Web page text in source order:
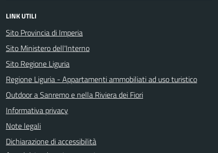
LINK UTILI
Sito Provincia di Imperia
Sito Ministero dell'Interno
Sito Regione Liguria
Regione Liguria - Appartamenti ammobiliati ad uso turistico
Outdoor a Sanremo e nella Riviera dei Fiori
Informativa privacy
Note legali
Dichiarazione di accessibilità